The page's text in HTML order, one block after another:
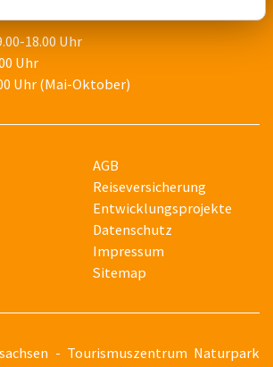
18.00 Uhr
Uhr
Uhr (Mai-Oktober)
AGB
Reiseversicherung
Entwicklungsprojekte
Datenschutz
Impressum
Sitemap
- Tourismuszentrum Naturpark